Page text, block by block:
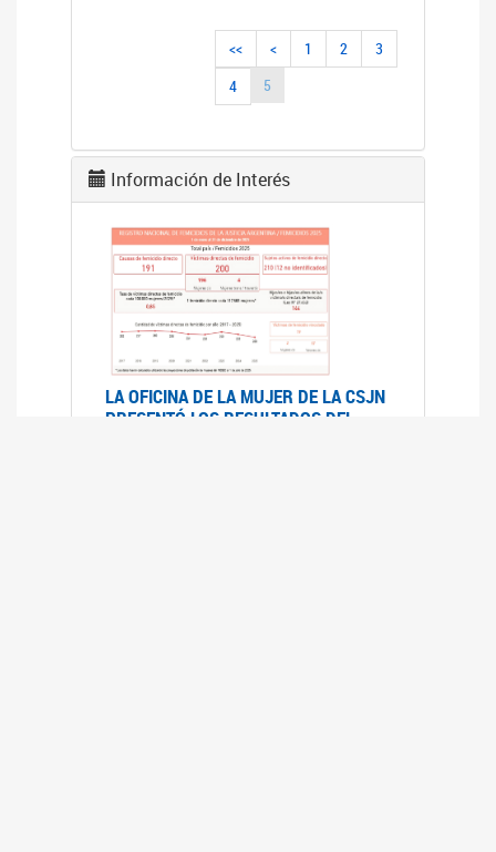
<< < 1 2
3
4
5
Información de Interés
LA OFICINA DE LA MUJER DE LA CSJN
PRESENTÓ LOS RESULTADOS DEL